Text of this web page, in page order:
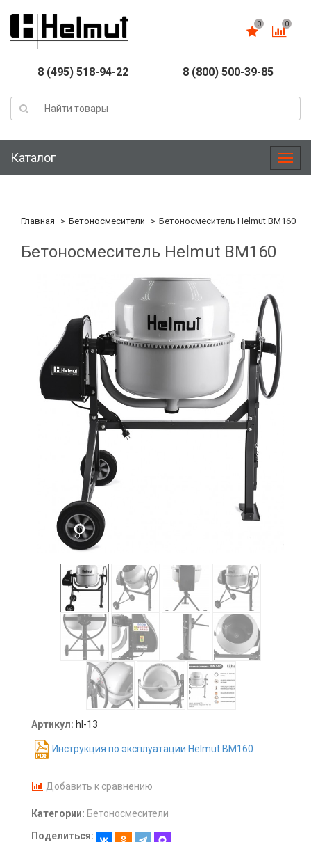
0 0
8 (495) 518-94-22 8 (800) 500-39-85
Меню
Каталог
Главная Бетоносмесители Бетоносмеситель Helmut BM160
Бетоносмеситель Helmut BM160
Артикул: hl-13
Инструкция по эксплуатации Helmut BM160
Добавить к сравнению
Категории: Бетоносмесители
Поделиться: